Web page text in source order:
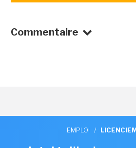
Commentaire
EMPLOI /